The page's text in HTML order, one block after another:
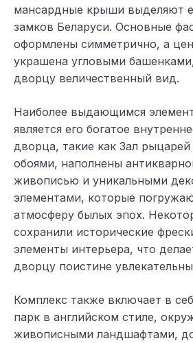
мансардные крыши выделяют
замков Беларуси. Основные
оформлены симметрично, а
украшена угловыми
дворцу величественный вид.
Наиболее выдающимся
является его богатое
дворца, такие как Зал
обоями, наполнены
живописью и уникальными
элементами, которые
атмосферу былых эпох.
сохранили исторические
элементы интерьера, что
дворцу поистине
Комплекс также включает в
парк в английском стиле,
живописными ландшафтами,